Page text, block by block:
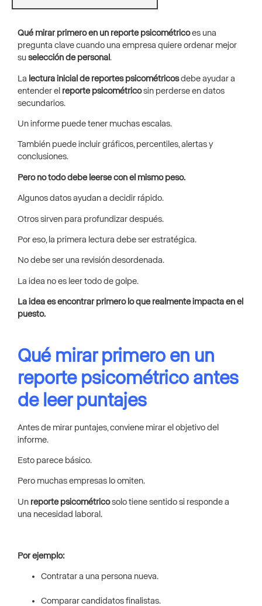
Qué mirar primero en un reporte psicométricoes una
pregunta clave cuando una empresa quiere ordenar mejor
su selección de personal .
La lectura inicial de reportes psicométricosdebe ayudar a
entender el reporte psicométricosin perderse en datos
secundarios.
Un informe puede tener muchas escalas.
También puede incluir gráficos, percentiles, alertas y
conclusiones.
Pero no todo debe leerse con el mismo peso.
Algunos datos ayudan a decidir rápido.
Otros sirven para profundizar después.
Por eso, la primera lectura debe ser estratégica.
No debe ser una revisión desordenada.
La idea no es leer todo de golpe.
La idea es encontrar primero lo que realmente impacta en el
puesto.
Qué mirar primero en un
reporte psicométrico antes
de leer puntajes
Antes de mirar puntajes, conviene mirar el objetivo del
informe.
Esto parece básico.
Pero muchas empresas lo omiten.
Un reporte psicométricosolo tiene sentido si responde a
una necesidad laboral.
Por ejemplo:
Contratar a una persona nueva.
Comparar candidatos finalistas.